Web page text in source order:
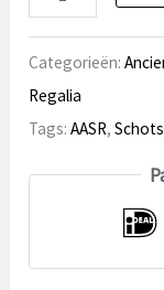
Cordón
32.º
grado
número
Categorieën:
Regalia
Tags:AASR,